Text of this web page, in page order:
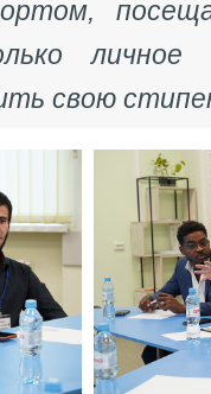
личное
свою